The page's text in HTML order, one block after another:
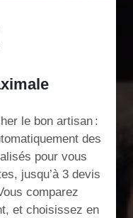
le bon artisan :
des
pour vous
jusqu’à 3 devis
comparez
et choisissez en